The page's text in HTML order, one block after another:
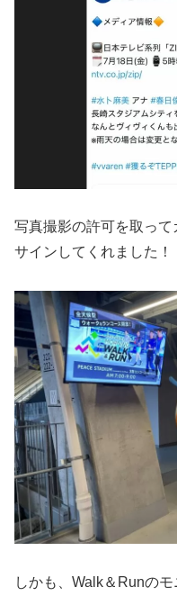
写真撮影の許可を取っ
サインしてくれました！
しかも、Walk＆Runのモ